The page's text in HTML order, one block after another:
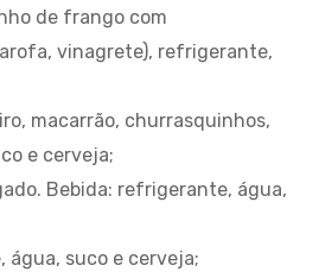
de frango com
vinagrete), refrigerante,
macarrão, churrasquinhos,
e cerveja;
Bebida: refrigerante, água,
suco e cerveja;